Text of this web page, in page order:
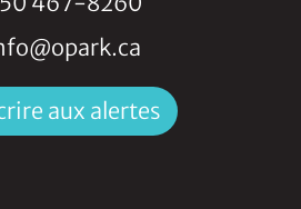
aux alertes